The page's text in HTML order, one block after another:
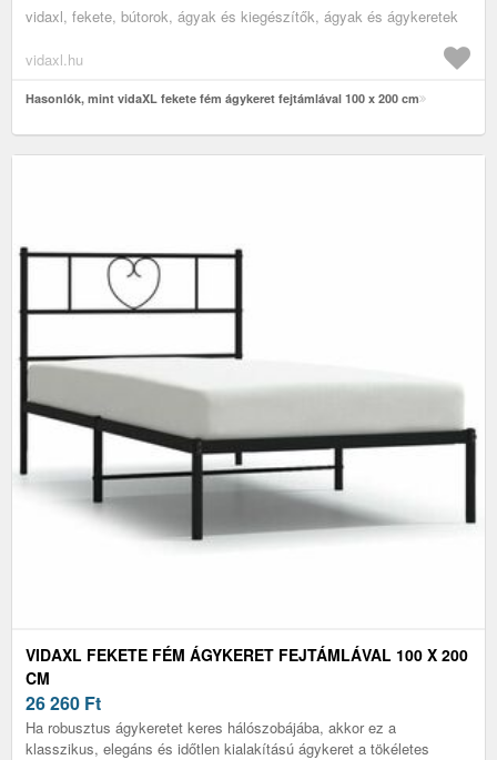
vidaxl, fekete, bútorok, ágyak és kiegészítők, ágyak és ágykeretek
vidaxl.hu
Hasonlók, mint vidaXL fekete fém ágykeret fejtámlával 100 x 200 cm
VIDAXL FEKETE FÉM ÁGYKERET FEJTÁMLÁVAL 100 X 200
CM
26 260 Ft
Ha robusztus ágykeretet keres hálószobájába, akkor ez a
klasszikus, elegáns és időtlen kialakítású ágykeret a tökéletes